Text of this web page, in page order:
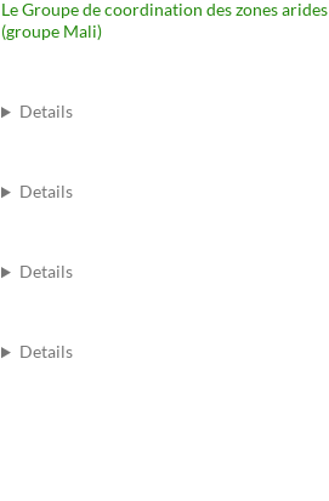
Le Groupe de coordination des zones arides
(groupe Mali)
Details
Details
Details
Details